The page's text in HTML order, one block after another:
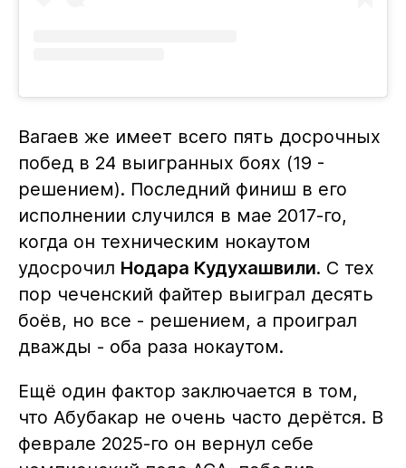
Вагаев же имеет всего пять досрочных
побед в 24 выигранных боях (19 -
решением). Последний финиш в его
исполнении случился в мае 2017-го,
когда он техническим нокаутом
удосрочил Нодара Кудухашвили. С тех
пор чеченский файтер выиграл десять
боёв, но все - решением, а проиграл
дважды - оба раза нокаутом.
Ещё один фактор заключается в том,
что Абубакар не очень часто дерётся. В
феврале 2025-го он вернул себе